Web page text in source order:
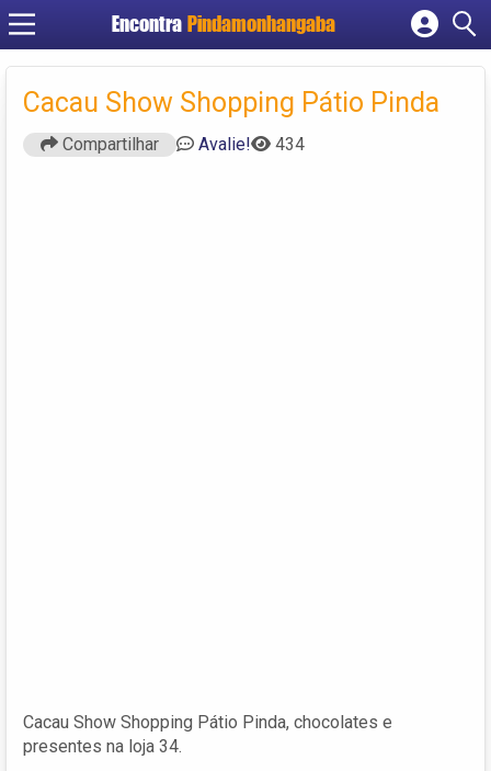
Encontra Pindamonhangaba
Cadastrar empresa
Criar conta
Cacau Show Shopping Pátio Pinda
Compartilhar Avalie! 434
Cacau Show Shopping Pátio Pinda, chocolates e
presentes na loja 34.